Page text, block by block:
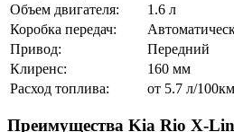
Объем двигателя:
1.6 л
Коробка передач:
Привод:
Передний
Клиренс:
160 мм
Расход топлива:
от 5.7 л/100км
Преимущества Kia Rio X-